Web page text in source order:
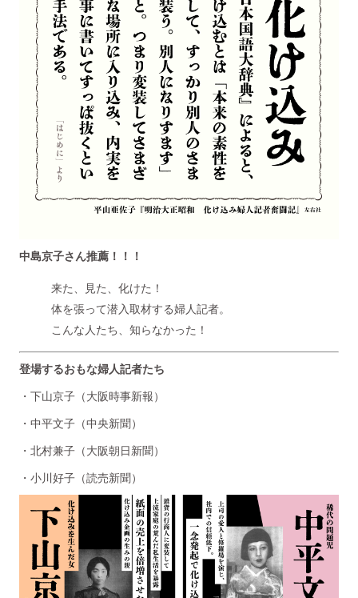
中島京子さん推薦！！！
来た、見た、化けた！
体を張って潜入取材する婦人記者。
こんな人たち、知らなかった！
登場するおもな婦人記者たち
・下山京子（大阪時事新報）
・中平文子（中央新聞）
・北村兼子（大阪朝日新聞）
・小川好子（読売新聞）